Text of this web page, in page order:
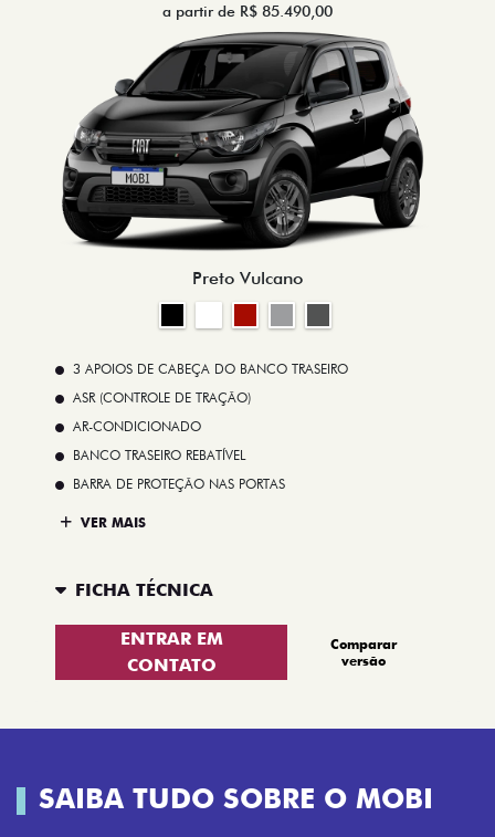
a partir de R$ 85.490,00
Preto Vulcano
3 APOIOS DE CABEÇA DO BANCO TRASEIRO
ASR (CONTROLE DE TRAÇÃO)
AR-CONDICIONADO
BANCO TRASEIRO REBATÍVEL
BARRA DE PROTEÇÃO NAS PORTAS
VER MAIS
FICHA TÉCNICA
ENTRAR EM
CONTATO
Comparar
versão
SAIBA TUDO SOBRE O MOBI